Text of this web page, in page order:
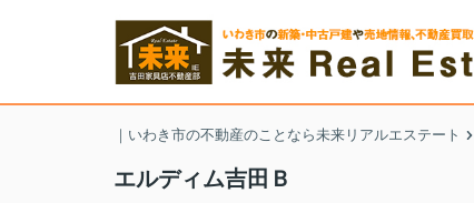
｜いわき市の不動産のことなら未来リアルエステート
エルディム吉田Ｂ